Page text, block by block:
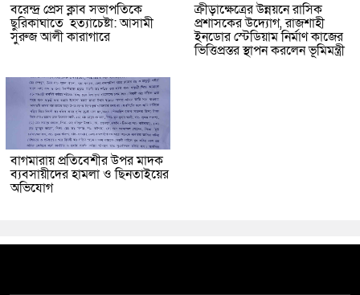
বরেন্দ্র প্রেস ক্লাব সভাপতিকে
ছুরিকাঘাতে হত্যাচেষ্টা: আসামী
সুরুজ আলী কারাগারে
ক্রীড়াক্ষেত্রের উন্নয়নে রাসিক
প্রশাসকের উদ্যোগ, রাজশাহী
ইনডোর স্টেডিয়াম নির্মাণ কাজের
ভিত্তিপ্রস্তর স্থাপন করলেন ভূমিমন্ত্রী
বাগমারায় প্রতিবেশীর উপর মাদক
ব্যবসায়ীদের হামলা ও ছিনতাইয়ের
অভিযোগ